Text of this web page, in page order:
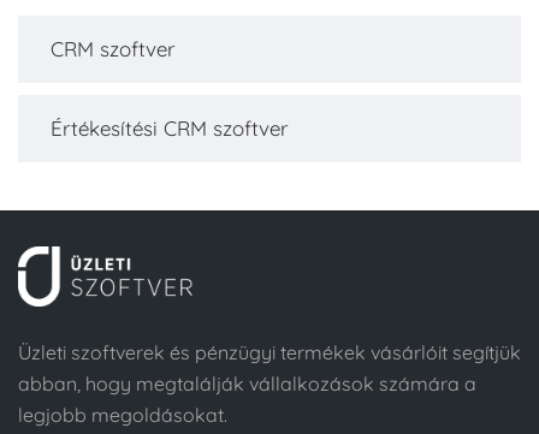
CRM szoftver
Értékesítési CRM szoftver
Üzleti szoftverek és pénzügyi termékek vásárlóit segítjük
abban, hogy megtalálják vállalkozások számára a
legjobb megoldásokat.